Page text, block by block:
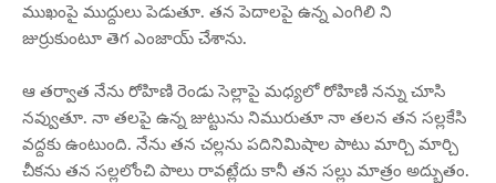
ముఖంపై ముద్దులు పెడుతూ. తన పెదాలపై ఉన్న ఎంగిలి ని
జుర్రుకుంటూ తెగ ఎంజాయ్ చేశాను.
ఆ తర్వాత నేను రోహిణి రెండు సెల్లాపై మధ్యలో రోహిణి నన్ను చూసి
నవ్వుతూ. నా తలపై ఉన్న జుట్టును నిమురుతూ నా తలన తన సల్లకేసి
వద్దకు ఉంటుంది. నేను తన చల్లను పదినిమిషాల పాటు మార్చి మార్చి
చీకను తన సల్లలోంచి పాలు రావట్లేదు కానీ తన సల్లు మాత్రం అద్భుతం.